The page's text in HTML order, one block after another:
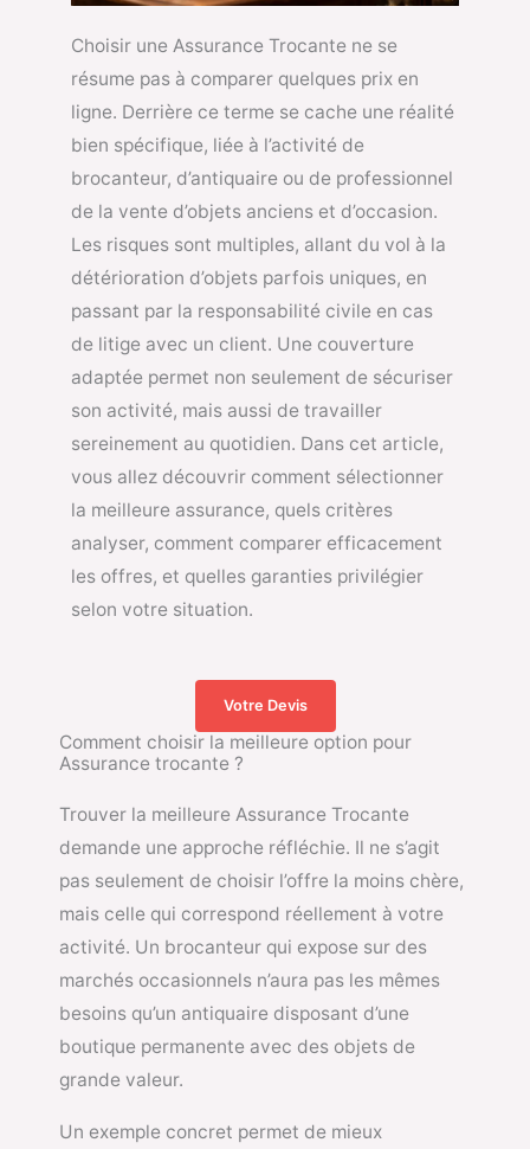
Choisir une Assurance Trocante ne se
résume pas à comparer quelques prix en
ligne. Derrière ce terme se cache une réalité
bien spécifique, liée à l’activité de
brocanteur, d’antiquaire ou de professionnel
de la vente d’objets anciens et d’occasion.
Les risques sont multiples, allant du vol à la
détérioration d’objets parfois uniques, en
passant par la responsabilité civile en cas
de litige avec un client. Une couverture
adaptée permet non seulement de sécuriser
son activité, mais aussi de travailler
sereinement au quotidien. Dans cet article,
vous allez découvrir comment sélectionner
la meilleure assurance, quels critères
analyser, comment comparer efficacement
les offres, et quelles garanties privilégier
selon votre situation.
Votre Devis
Comment choisir la meilleure option pour
Assurance trocante ?
Trouver la meilleure Assurance Trocante
demande une approche réfléchie. Il ne s’agit
pas seulement de choisir l’offre la moins chère,
mais celle qui correspond réellement à votre
activité. Un brocanteur qui expose sur des
marchés occasionnels n’aura pas les mêmes
besoins qu’un antiquaire disposant d’une
boutique permanente avec des objets de
grande valeur.
Un exemple concret permet de mieux